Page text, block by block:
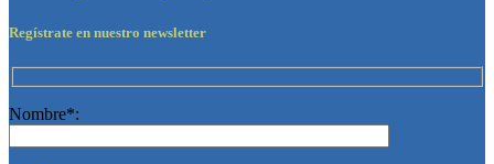
Regístrate en nuestro newsletter
Nombre*: